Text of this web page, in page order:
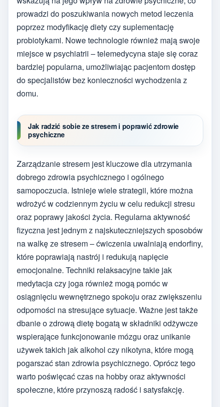
prowadzi do poszukiwania nowych metod leczenia
poprzez modyfikację diety czy suplementację
probiotykami. Nowe technologie również mają swoje
miejsce w psychiatrii – telemedycyna staje się coraz
bardziej popularna, umożliwiając pacjentom dostęp
do specjalistów bez konieczności wychodzenia z
domu.
Jak radzić sobie ze stresem i poprawić zdrowie
psychiczne
Zarządzanie stresem jest kluczowe dla utrzymania
dobrego zdrowia psychicznego i ogólnego
samopoczucia. Istnieje wiele strategii, które można
wdrożyć w codziennym życiu w celu redukcji stresu
oraz poprawy jakości życia. Regularna aktywność
fizyczna jest jednym z najskuteczniejszych sposobów
na walkę ze stresem – ćwiczenia uwalniają endorfiny,
które poprawiają nastrój i redukują napięcie
emocjonalne. Techniki relaksacyjne takie jak
medytacja czy joga również mogą pomóc w
osiągnięciu wewnętrznego spokoju oraz zwiększeniu
odporności na stresujące sytuacje. Ważne jest także
dbanie o zdrową dietę bogatą w składniki odżywcze
wspierające funkcjonowanie mózgu oraz unikanie
używek takich jak alkohol czy nikotyna, które mogą
pogarszać stan zdrowia psychicznego. Oprócz tego
warto poświęcać czas na hobby oraz aktywności
społeczne, które przynoszą radość i satysfakcję.